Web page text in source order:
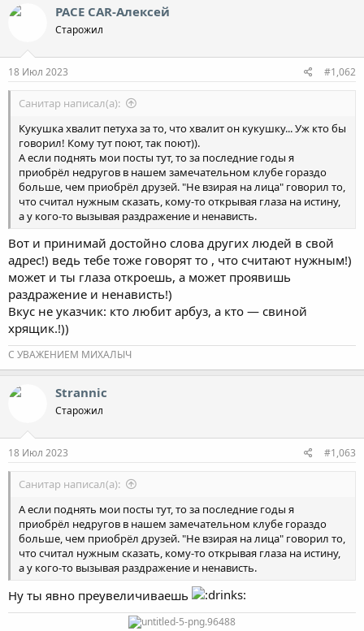
:
PACE CAR-Алексей
Старожил
18 Июл 2023 #1,062
Санитар написал(а):
Кукушка хвалит петуха за то, что хвалит он кукушку... Уж кто бы
говорил! Кому тут поют, так поют)).
А если поднять мои посты тут, то за последние годы я
приобрёл недругов в нашем замечательном клубе гораздо
больше, чем приобрёл друзей. "Не взирая на лица" говорил то,
что считал нужным сказать, кому-то открывая глаза на истину,
а у кого-то вызывая раздражение и ненависть.
Вот и принимай достойно слова других людей в свой
адрес!) ведь тебе тоже говорят то , что считают нужным!)
может и ты глаза откроешь, а может проявишь
раздражение и ненависть!)
Вкус не указчик: кто любит арбуз, а кто — свиной
хрящик.!))
С УВАЖЕНИЕМ МИХАЛЫЧ
Strannic
Старожил
18 Июл 2023 #1,063
Санитар написал(а):
А если поднять мои посты тут, то за последние годы я
приобрёл недругов в нашем замечательном клубе гораздо
больше, чем приобрёл друзей. "Не взирая на лица" говорил то,
что считал нужным сказать, кому-то открывая глаза на истину,
а у кого-то вызывая раздражение и ненависть.
Ну ты явно преувеличиваешь